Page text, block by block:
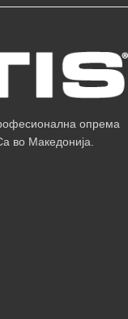
опрема
во Македонија.